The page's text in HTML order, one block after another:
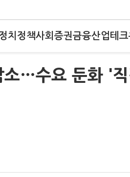
치 정책사회 증권금융산업테크
소…수요 둔화 '